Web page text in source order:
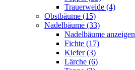
Trauerweide (4)
Obstbäume (15)
Nadelbäume (33)
Nadelbäume anzeigen
Fichte (17)
Kiefer (3)
Lärche (6)